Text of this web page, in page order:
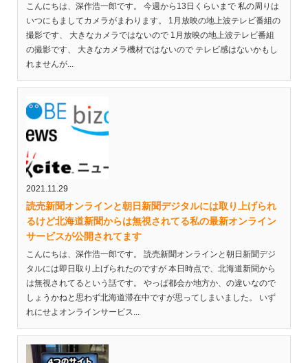
こんにちは、深作浩一郎です。 今週から13日くらいまで 私の周りは
いつにもましてカメラがまわります。 1月放映の地上波テレビ番組の
撮影です、 大きなカメラではないので 1月放映の地上波テレビ番組
の撮影です、 大きなカメラ機材ではないので テレビ感はないかもし
れませんが...
2021.11.29
読売新聞オンラインと朝日新聞デジタルには取り上げられ
るけど北海道新聞からは無視されてる私の最新オンライン
サービスが公開されてます
こんにちは、深作浩一郎です。 読売新聞オンラインと朝日新聞デジ
タルには即日取り上げられたのですが 本日時点で、北海道新聞から
は無視されてるという話です。 やっぱ都会か地方か、の違いなので
しょうかねと思わず北海道滞在中ですが思ってしまいました。 いず
れにせよオンラインサービス...